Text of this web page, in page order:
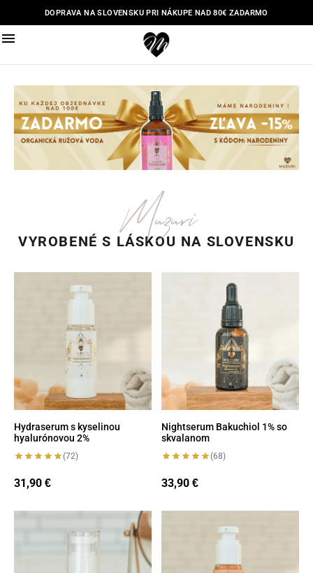
DOPRAVA NA SLOVENSKU PRI NÁKUPE NAD 80€ ZADARMO
Muzuri
VYROBENÉ S LÁSKOU NA SLOVENSKU
Hydraserum s kyselinou
hyalurónovou 2%
(72)
31,90 €
Nightserum Bakuchiol 1% so
skvalanom
(68)
33,90 €
Očný krém s peptidmi proti opuchom a tmavým kruhom